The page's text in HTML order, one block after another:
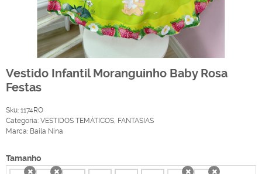
Vestido Infantil Moranguinho Baby Rosa
Festas
Sku: 1174RO
Categoria: VESTIDOS TEMÁTICOS, FANTASIAS
Marca: Baila Nina
Tamanho